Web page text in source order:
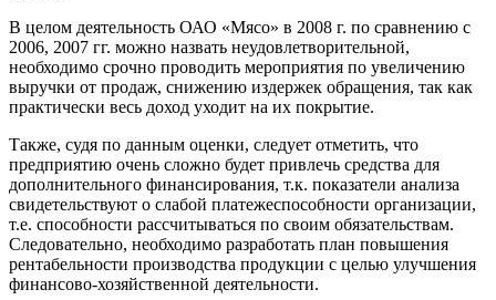
В целом деятельность ОАО «Мясо» в 2008 г. по сравнению с
2006, 2007 гг. можно назвать неудовлетворительной,
необходимо срочно проводить мероприятия по увеличению
выручки от продаж, снижению издержек обращения, так как
практически весь доход уходит на их покрытие.
Также, судя по данным оценки, следует отметить, что
предприятию очень сложно будет привлечь средства для
дополнительного финансирования, т.к. показатели анализа
свидетельствуют о слабой платежеспособности организации,
т.е. способности рассчитываться по своим обязательствам.
Следовательно, необходимо разработать план повышения
рентабельности производства продукции с целью улучшения
финансово-хозяйственной деятельности.